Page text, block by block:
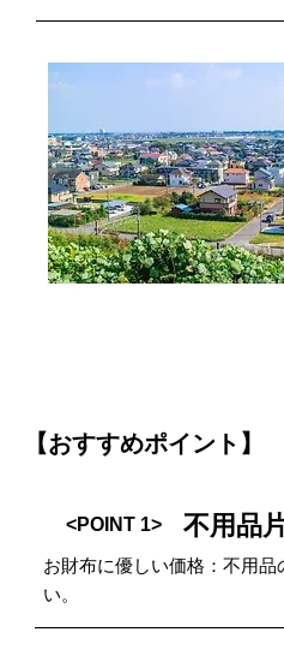
【おすすめポイント】
<POINT 1> 不用品
お財布に優しい価格：不用
い。